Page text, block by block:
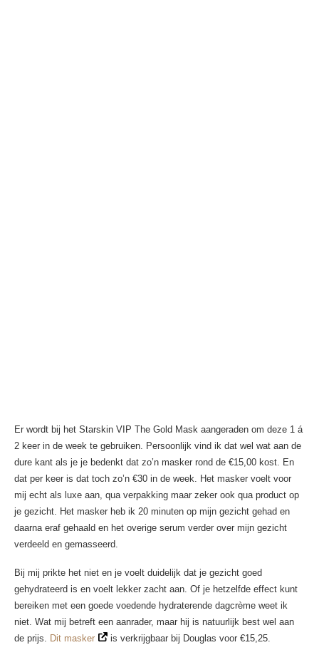
Er wordt bij het Starskin VIP The Gold Mask aangeraden om deze 1 á
2 keer in de week te gebruiken. Persoonlijk vind ik dat wel wat aan de
dure kant als je je bedenkt dat zo’n masker rond de €15,00 kost. En
dat per keer is dat toch zo’n €30 in de week. Het masker voelt voor
mij echt als luxe aan, qua verpakking maar zeker ook qua product op
je gezicht. Het masker heb ik 20 minuten op mijn gezicht gehad en
daarna eraf gehaald en het overige serum verder over mijn gezicht
verdeeld en gemasseerd.
Bij mij prikte het niet en je voelt duidelijk dat je gezicht goed
gehydrateerd is en voelt lekker zacht aan. Of je hetzelfde effect kunt
bereiken met een goede voedende hydraterende dagcrème weet ik
niet. Wat mij betreft een aanrader, maar hij is natuurlijk best wel aan
de prijs. Dit masker is verkrijgbaar bij Douglas voor €15,25.